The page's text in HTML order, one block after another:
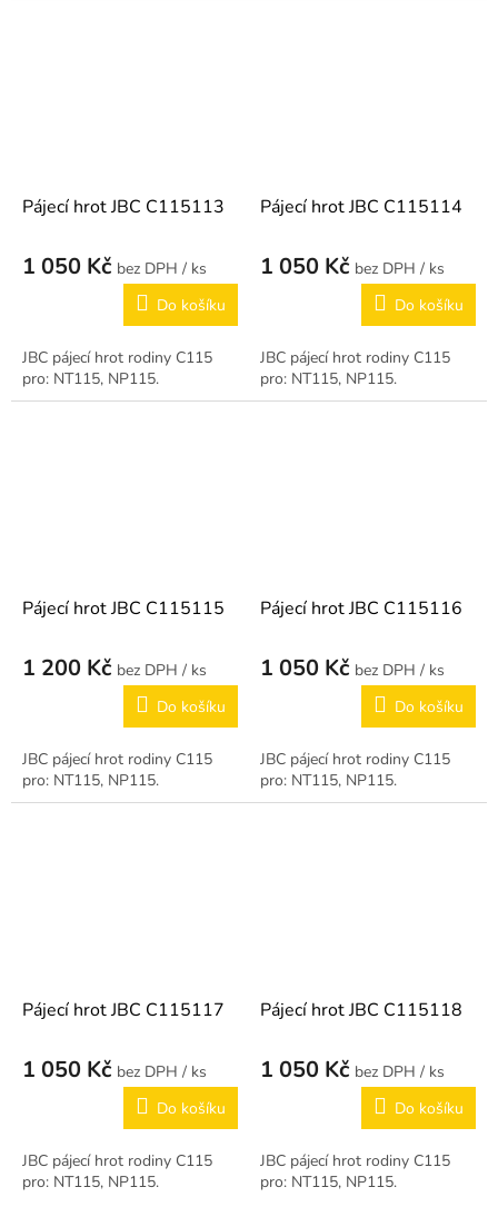
Pájecí hrot JBC C115113
1 050 Kč
/ ks
Do košíku
JBC pájecí hrot rodiny C115
pro: NT115, NP115.
Pájecí hrot JBC C115114
1 050 Kč
/ ks
Do košíku
JBC pájecí hrot rodiny C115
pro: NT115, NP115.
Pájecí hrot JBC C115115
1 200 Kč
/ ks
Do košíku
JBC pájecí hrot rodiny C115
pro: NT115, NP115.
Pájecí hrot JBC C115116
1 050 Kč
/ ks
Do košíku
JBC pájecí hrot rodiny C115
pro: NT115, NP115.
Pájecí hrot JBC C115117
1 050 Kč
/ ks
Do košíku
JBC pájecí hrot rodiny C115
pro: NT115, NP115.
Pájecí hrot JBC C115118
1 050 Kč
/ ks
Do košíku
JBC pájecí hrot rodiny C115
pro: NT115, NP115.